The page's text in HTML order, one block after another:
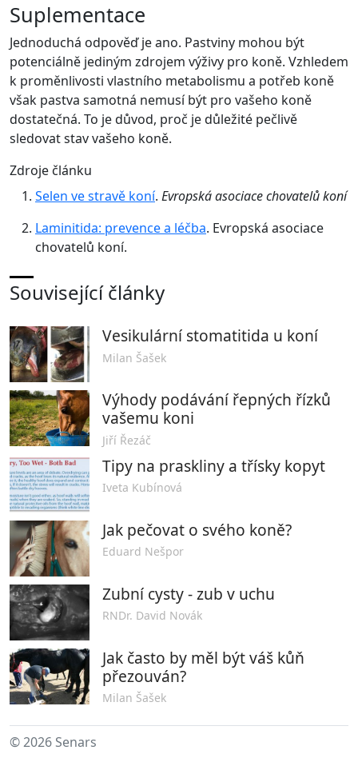
Suplementace
Jednoduchá odpověď je ano. Pastviny mohou být
potenciálně jediným zdrojem výživy pro koně. Vzhledem
k proměnlivosti vlastního metabolismu a potřeb koně
však pastva samotná nemusí být pro vašeho koně
dostatečná. To je důvod, proč je důležité pečlivě
sledovat stav vašeho koně.
Zdroje článku
Selen ve stravě koní. Evropská asociace chovatelů koní
Laminitida: prevence a léčba. Evropská asociace
chovatelů koní.
Související články
Vesikulární stomatitida u koní
Milan Šašek
Výhody podávání řepných řízků
vašemu koni
Jiří Řezáč
Tipy na praskliny a třísky kopyt
Iveta Kubínová
Jak pečovat o svého koně?
Eduard Nešpor
Zubní cysty - zub v uchu
RNDr. David Novák
Jak často by měl být váš kůň
přezouván?
Milan Šašek
© 2026 Senars